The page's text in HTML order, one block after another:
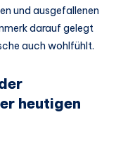
und ausgefallenen
darauf gelegt
auch wohlfühlt.
heutigen